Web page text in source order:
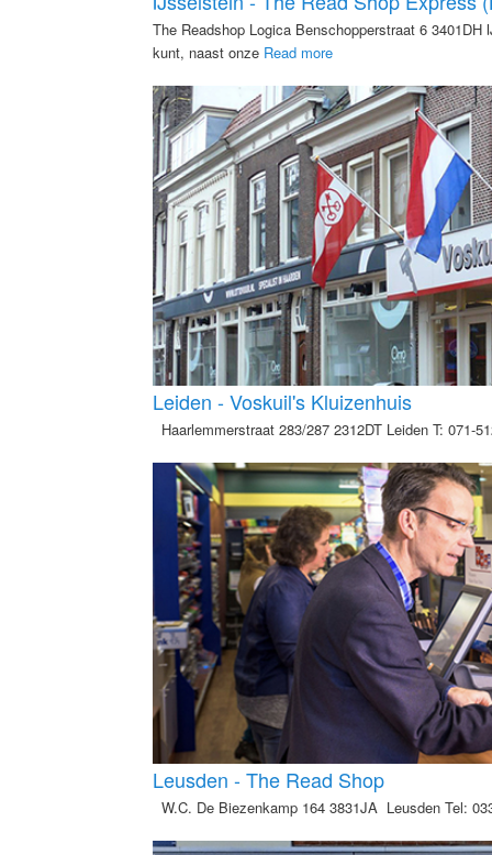
The Readshop Logica Benschopperstraat 6
kunt, naast onze Read more
Leiden - Voskuil's Kluizenhuis
Haarlemmerstraat 283/287 2312DT Leiden T:
Leusden - The Read Shop
W.C. De Biezenkamp 164 3831JA Leusden